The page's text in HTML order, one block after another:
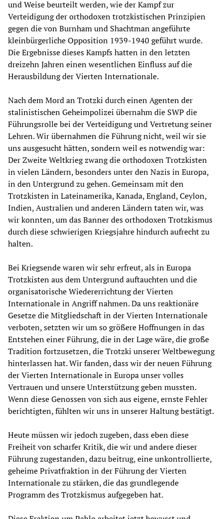
und Weise beurteilt werden, wie der Kampf zur
Verteidigung der orthodoxen trotzkistischen Prinzipien
gegen die von Burnham und Shachtman angeführte
kleinbürgerliche Opposition 1939-1940 geführt wurde.
Die Ergebnisse dieses Kampfs hatten in den letzten
dreizehn Jahren einen wesentlichen Einfluss auf die
Herausbildung der Vierten Internationale.
Nach dem Mord an Trotzki durch einen Agenten der
stalinistischen Geheimpolizei übernahm die SWP die
Führungsrolle bei der Verteidigung und Vertretung seiner
Lehren. Wir übernahmen die Führung nicht, weil wir sie
uns ausgesucht hätten, sondern weil es notwendig war:
Der Zweite Weltkrieg zwang die orthodoxen Trotzkisten
in vielen Ländern, besonders unter den Nazis in Europa,
in den Untergrund zu gehen. Gemeinsam mit den
Trotzkisten in Lateinamerika, Kanada, England, Ceylon,
Indien, Australien und anderen Ländern taten wir, was
wir konnten, um das Banner des orthodoxen Trotzkismus
durch diese schwierigen Kriegsjahre hindurch aufrecht zu
halten.
Bei Kriegsende waren wir sehr erfreut, als in Europa
Trotzkisten aus dem Untergrund auftauchten und die
organisatorische Wiedererrichtung der Vierten
Internationale in Angriff nahmen. Da uns reaktionäre
Gesetze die Mitgliedschaft in der Vierten Internationale
verboten, setzten wir um so größere Hoffnungen in das
Entstehen einer Führung, die in der Lage wäre, die große
Tradition fortzusetzen, die Trotzki unserer Weltbewegung
hinterlassen hat. Wir fanden, dass wir der neuen Führung
der Vierten Internationale in Europa unser volles
Vertrauen und unsere Unterstützung geben mussten.
Wenn diese Genossen von sich aus eigene, ernste Fehler
berichtigten, fühlten wir uns in unserer Haltung bestätigt.
Heute müssen wir jedoch zugeben, dass eben diese
Freiheit von scharfer Kritik, die wir und andere dieser
Führung zugestanden, dazu beitrug, eine unkontrollierte,
geheime Privatfraktion in der Führung der Vierten
Internationale zu stärken, die das grundlegende
Programm des Trotzkismus aufgegeben hat.